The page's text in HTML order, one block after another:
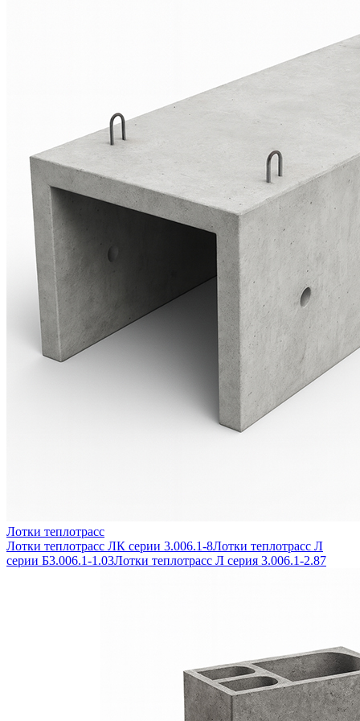
Лотки теплотрасс
Лотки теплотрасс ЛК серии 3.006.1-8Лотки теплотрасс Л
серии Б3.006.1-1.03Лотки теплотрасс Л серия 3.006.1-2.87